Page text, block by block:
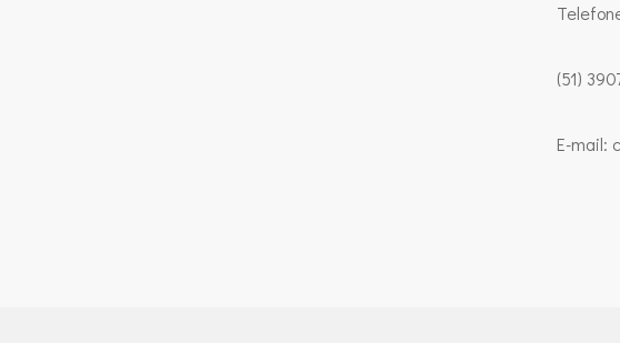
(51)
E-mail: